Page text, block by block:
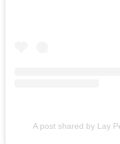
A post shared by Lay